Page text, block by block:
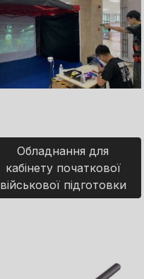
Обладнання для
кабінету початкової
військової підготовки